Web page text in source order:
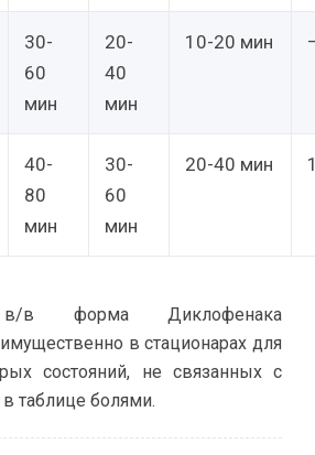
30-
60
мин
20-
40
мин
10-20 мин
40-
80
мин
30-
60
мин
20-40 мин
форма Диклофенака
в стационарах для
состояний, не связанных с
таблице болями.